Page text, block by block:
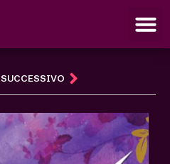
SUCCESSIVO